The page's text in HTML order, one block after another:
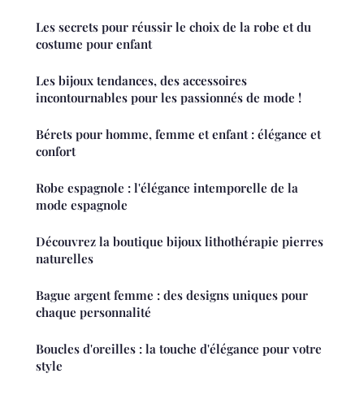
Les secrets pour réussir le choix de la robe et du
costume pour enfant
Les bijoux tendances, des accessoires
incontournables pour les passionnés de mode !
Bérets pour homme, femme et enfant : élégance et
confort
Robe espagnole : l'élégance intemporelle de la
mode espagnole
Découvrez la boutique bijoux lithothérapie pierres
naturelles
Bague argent femme : des designs uniques pour
chaque personnalité
Boucles d'oreilles : la touche d'élégance pour votre
style